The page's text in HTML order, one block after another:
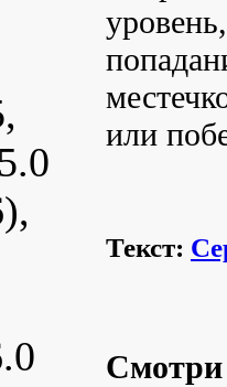
или
Текст: